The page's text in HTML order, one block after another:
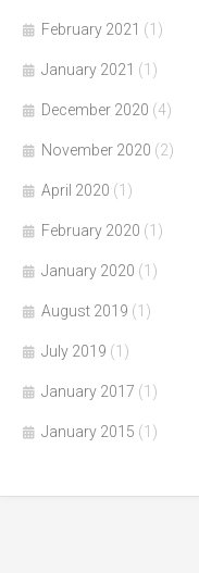
February 2021 (1)
January 2021 (1)
December 2020 (4)
November 2020 (2)
April 2020 (1)
February 2020 (1)
January 2020 (1)
August 2019 (1)
July 2019 (1)
January 2017 (1)
January 2015 (1)